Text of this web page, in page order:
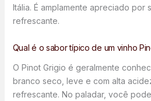
Itália. É amplamente apreciado por
refrescante.
Qual é o sabor típico de um vinho
O Pinot Grigio é geralmente
branco seco, leve e com alta
refrescante. No paladar, você